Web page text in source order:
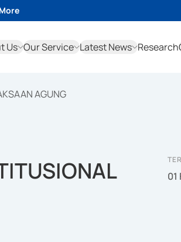
Us Our Service Latest News Research
AGUNG
01